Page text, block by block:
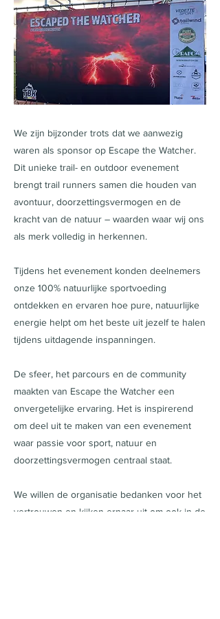
We zijn bijzonder trots dat we aanwezig
waren als sponsor op Escape the Watcher.
Dit unieke trail- en outdoor evenement
brengt trail runners samen die houden van
avontuur, doorzettingsvermogen en de
kracht van de natuur – waarden waar wij ons
als merk volledig in herkennen.
Tijdens het evenement konden deelnemers
onze 100% natuurlijke sportvoeding
ontdekken en ervaren hoe pure, natuurlijke
energie helpt om het beste uit jezelf te halen
tijdens uitdagende inspanningen.
De sfeer, het parcours en de community
maakten van Escape the Watcher een
onvergetelijke ervaring. Het is inspirerend
om deel uit te maken van een evenement
waar passie voor sport, natuur en
doorzettingsvermogen centraal staat.
We willen de organisatie bedanken voor het
vertrouwen en kijken ernaar uit om ook in de